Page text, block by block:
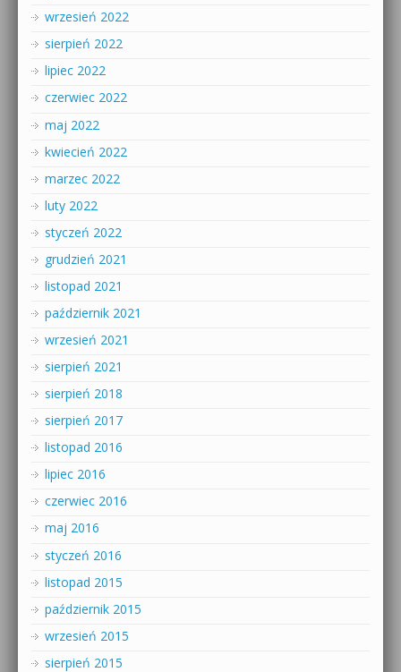
wrzesień 2022
sierpień 2022
lipiec 2022
czerwiec 2022
maj 2022
kwiecień 2022
marzec 2022
luty 2022
styczeń 2022
grudzień 2021
listopad 2021
październik 2021
wrzesień 2021
sierpień 2021
sierpień 2018
sierpień 2017
listopad 2016
lipiec 2016
czerwiec 2016
maj 2016
styczeń 2016
listopad 2015
październik 2015
wrzesień 2015
sierpień 2015